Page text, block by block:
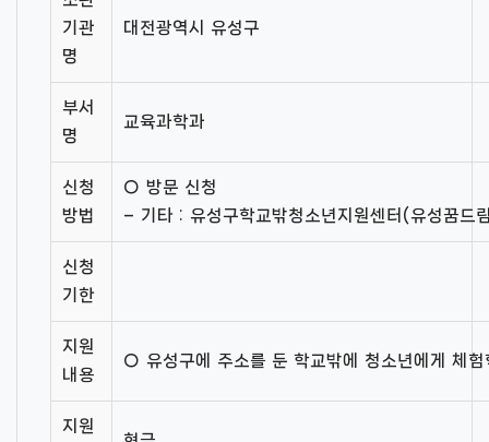
기관
명
대전광역시 유성구
부서
명
교육과학과
신청
방법
○ 방문 신청
– 기타 : 유성구학교밖청소년지원센터(유성꿈드
신청
기한
지원
내용
○ 유성구에 주소를 둔 학교밖에 청소년에게 체험
지원